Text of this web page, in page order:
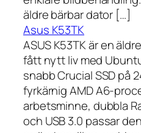
äldre bärbar dator […]
Asus K53TK
ASUS K53TK är en
fått nytt liv med
snabb Crucial SSD på
fyrkärnig AMD A6-
arbetsminne, dubbla
och USB 3.0 passar